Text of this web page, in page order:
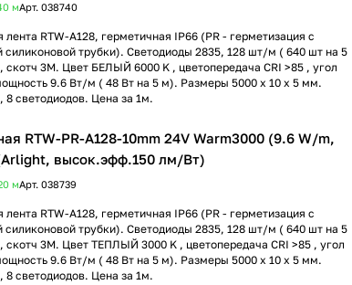
мАрт. 038740
лента RTW-A128, герметичная IP66 (РR - герметизация с
силиконовой трубки). Светодиоды 2835, 128 шт/м ( 640 шт на 5
скотч 3М. Цвет БЕЛЫЙ 6000 K , цветопередача CRI >85 , угол
9.6 Вт/м ( 48 Вт на 5 м). Размеры 5000 x 10 x 5 мм.
светодиодов. Цена за 1м.
RTW-PR-A128-10mm 24V Warm3000 (9.6 W/m,
высок.эфф.150 лм/Вт)
мАрт. 038739
лента RTW-A128, герметичная IP66 (РR - герметизация с
силиконовой трубки). Светодиоды 2835, 128 шт/м ( 640 шт на 5
скотч 3М. Цвет ТЕПЛЫЙ 3000 K , цветопередача CRI >85 , угол
9.6 Вт/м ( 48 Вт на 5 м). Размеры 5000 x 10 x 5 мм.
светодиодов. Цена за 1м.